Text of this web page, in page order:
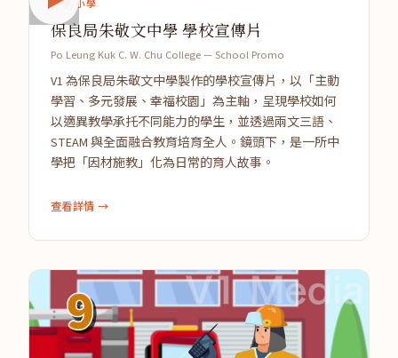
中學/小學
保良局朱敬文中學 學校宣傳片
Po Leung Kuk C. W. Chu College — School Promo
V1 為保良局朱敬文中學製作的學校宣傳片，以「主動
學習、多元發展、幸福校園」為主軸，呈現學校如何
以適異教學承托不同能力的學生，並透過兩文三語、
STEAM 與全面融合教育培育全人。鏡頭下，是一所中
學把「因材施教」化為日常的育人故事。
查看詳情 →